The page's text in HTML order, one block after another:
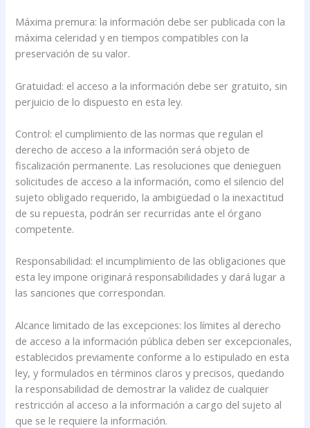
Máxima premura: la información debe ser publicada con la
máxima celeridad y en tiempos compatibles con la
preservación de su valor.
Gratuidad: el acceso a la información debe ser gratuito, sin
perjuicio de lo dispuesto en esta ley.
Control: el cumplimiento de las normas que regulan el
derecho de acceso a la información será objeto de
fiscalización permanente. Las resoluciones que denieguen
solicitudes de acceso a la información, como el silencio del
sujeto obligado requerido, la ambigüedad o la inexactitud
de su repuesta, podrán ser recurridas ante el órgano
competente.
Responsabilidad: el incumplimiento de las obligaciones que
esta ley impone originará responsabilidades y dará lugar a
las sanciones que correspondan.
Alcance limitado de las excepciones: los límites al derecho
de acceso a la información pública deben ser excepcionales,
establecidos previamente conforme a lo estipulado en esta
ley, y formulados en términos claros y precisos, quedando
la responsabilidad de demostrar la validez de cualquier
restricción al acceso a la información a cargo del sujeto al
que se le requiere la información.